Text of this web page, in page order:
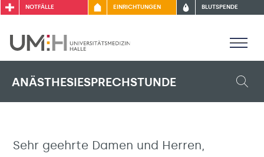
NOTFÄLLE EINRICHTUNGEN BLUTSPENDE
ANÄSTHESIESPRECHSTUNDE
Sehr geehrte Damen und Herren,